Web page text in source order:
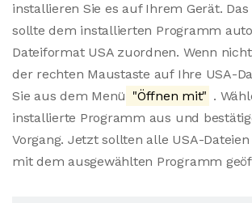
installieren Sie es auf Ihrem Gerät.
sollte dem installierten Programm
Dateiformat USA zuordnen. Wenn
der rechten Maustaste auf Ihre USA-
Sie aus dem Menü "Öffnen mit" .
installierte Programm aus und
Vorgang. Jetzt sollten alle USA-
mit dem ausgewählten Programm